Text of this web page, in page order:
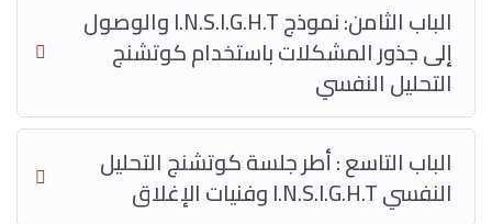
الباب الثامن: نموذج I.N.S.I.G.H.T والوصول
إلى جذور المشكلات باستخدام كوتشنج
التحليل النفسي
الباب التاسع : أطر جلسة كوتشنج التحليل
النفسي I.N.S.I.G.H.T وفنيات الإغلاق